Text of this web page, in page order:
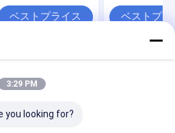
ベストプライス ベストプラ
ライバシーポリシー
Co., Ltd.. All Rights Reserved.
3:29 PM
you looking for?